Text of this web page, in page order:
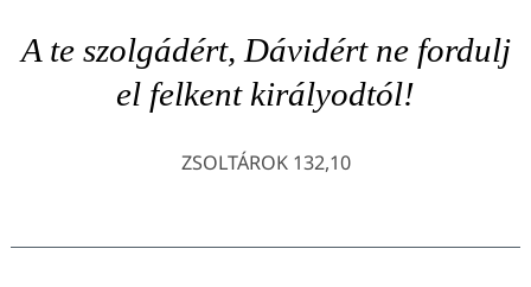
A te szolgádért, Dávidért ne fordulj
el felkent királyodtól!
ZSOLTÁROK 132,10